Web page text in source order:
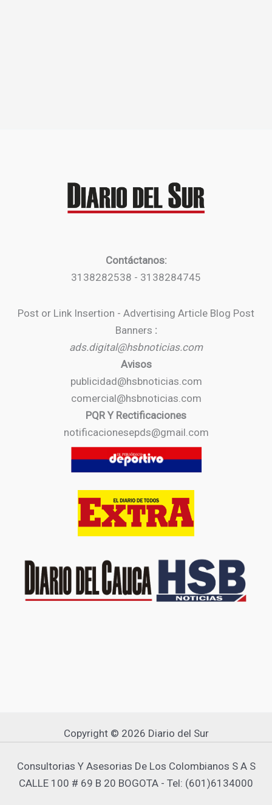
Contáctanos:
3138282538 - 3138284745
Post or Link Insertion - Advertising Article Blog Post
Banners :
ads.digital@hsbnoticias.com
Avisos
publicidad@hsbnoticias.com
comercial@hsbnoticias.com
PQR Y Rectificaciones
notificacionesepds@gmail.com
Copyright © 2026 Diario del Sur
Consultorias Y Asesorias De Los Colombianos S A S
CALLE 100 # 69 B 20 BOGOTA - Tel: (601)6134000